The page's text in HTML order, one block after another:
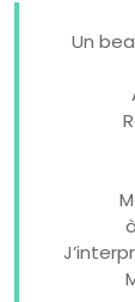
Un